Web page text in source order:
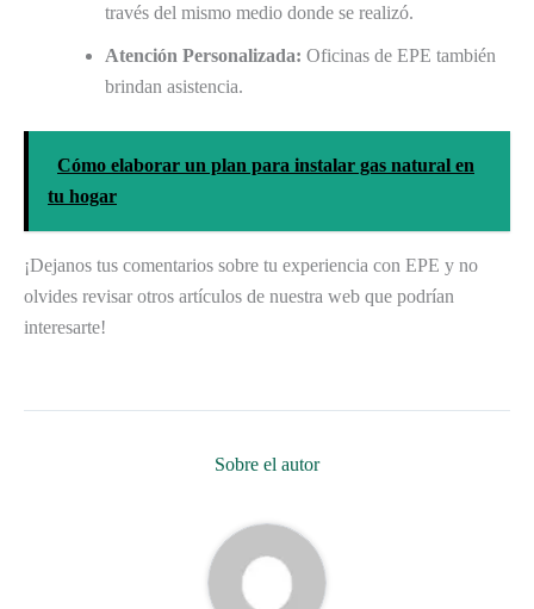
través del mismo medio donde se realizó.
Atención Personalizada: Oficinas de EPE también
brindan asistencia.
Cómo elaborar un plan para instalar gas natural en
tu hogar
¡Dejanos tus comentarios sobre tu experiencia con EPE y no
olvides revisar otros artículos de nuestra web que podrían
interesarte!
Sobre el autor